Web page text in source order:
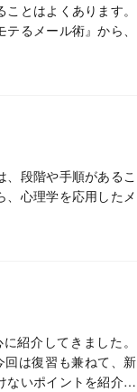
とはよくあります。
るメール術』から、
段階や手順があるこ
、心理学を応用したメ
紹介してきました。
は復習も兼ねて、新
ないポイントを紹介し